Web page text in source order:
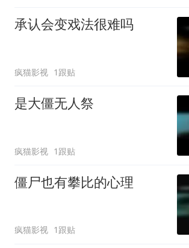
承认会变戏法很难吗
疯猫影视 1跟贴
是大僵无人祭
疯猫影视 1跟贴
僵尸也有攀比的心理
疯猫影视 1跟贴